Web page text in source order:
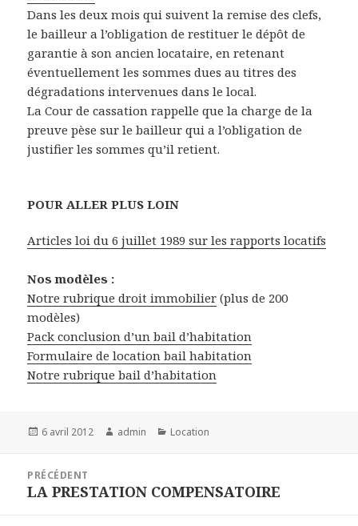
Dans les deux mois qui suivent la remise des clefs,
le bailleur a l’obligation de restituer le dépôt de
garantie à son ancien locataire, en retenant
éventuellement les sommes dues au titres des
dégradations intervenues dans le local.
La Cour de cassation rappelle que la charge de la
preuve pèse sur le bailleur qui a l’obligation de
justifier les sommes qu’il retient.
POUR ALLER PLUS LOIN
Articles loi du 6 juillet 1989 sur les rapports locatifs
Nos modèles :
Notre rubrique droit immobilier (plus de 200
modèles)
Pack conclusion d’un bail d’habitation
Formulaire de location bail habitation
Notre rubrique bail d’habitation
Publié
6 avril 2012 Auteur
admin Catégories
Location
l’article
PRÉCÉDENT
Article
LA PRESTATION COMPENSATOIRE